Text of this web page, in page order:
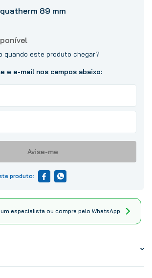
89 mm
Avise-me
especialista ou compre pelo WhatsApp